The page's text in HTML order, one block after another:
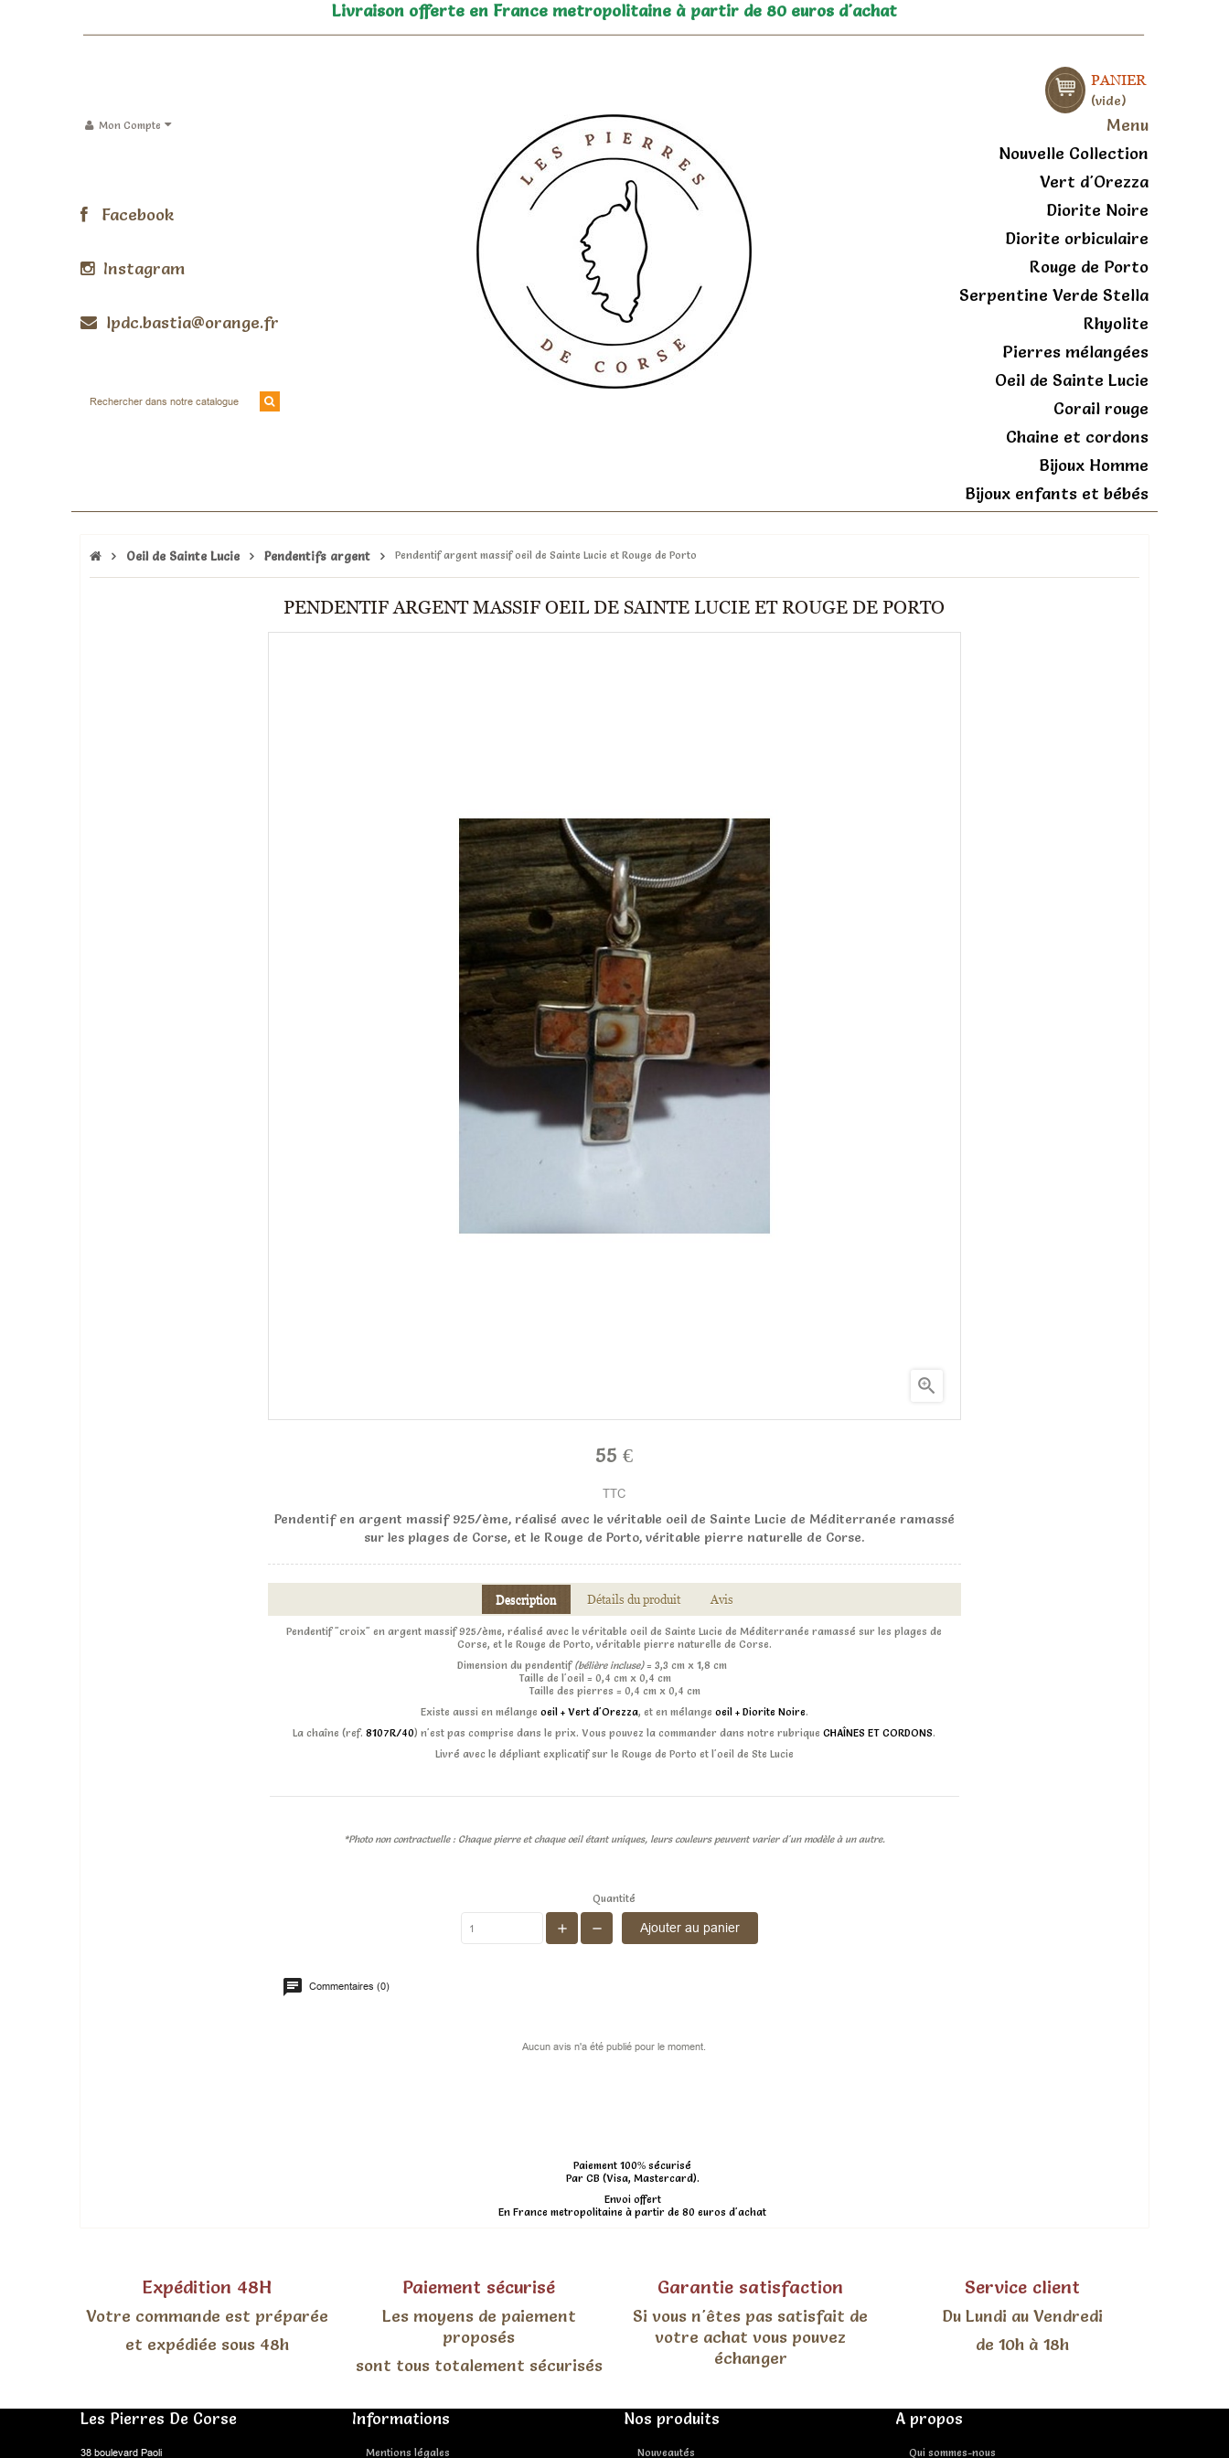
Livraison offerte en France metropolitaine à partir de 80 euros d'achat
PANIER
vide
Mon Compte
Facebook
Instagram
lpdc.bastia@orange.fr
Menu
Nouvelle Collection
Vert d'Orezza
Diorite Noire
Diorite orbiculaire
Rouge de Porto
Serpentine Verde Stella
Rhyolite
Pierres mélangées
Oeil de Sainte Lucie
Corail rouge
Chaine et cordons
Bijoux Homme
Bijoux enfants et bébés
Oeil de Sainte Lucie Pendentifs argent Pendentif argent massif oeil de Sainte Lucie et Rouge de Porto
PENDENTIF ARGENT MASSIF OEIL DE SAINTE LUCIE ET ROUGE DE PORTO

55 €
TTC
Pendentif en argent massif 925/ème, réalisé avec le véritable oeil de Sainte Lucie de Méditerranée ramassé
sur les plages de Corse, et le Rouge de Porto, véritable pierre naturelle de Corse.
Description Détails du produit Avis
Pendentif "croix" en argent massif 925/ème, réalisé avec le véritable oeil de Sainte Lucie de Méditerranée ramassé sur les plages de
Corse, et le Rouge de Porto, véritable pierre naturelle de Corse.
Dimension du pendentif (bélière incluse)= 3,3 cm x 1,8 cm
Taille de l'oeil = 0,4 cm x 0,4 cm
Taille des pierres = 0,4 cm x 0,4 cm
Existe aussi en mélange oeil + Vert d'Orezza, et en mélange oeil + Diorite Noire.
La chaîne (ref.8107R/40) n'est pas comprise dans le prix. Vous pouvez la commander dans notre rubriqueCHAÎNES ET CORDONS.
Livré avec le dépliant explicatif sur le Rouge de Porto et l'oeil de Ste Lucie
*Photo non contractuelle : Chaque pierre et chaque oeil étant uniques, leurs couleurs peuvent varier d'un modèle à un autre.
Quantité
Ajouter au panier
Commentaires (0)
Aucun avis n'a été publié pour le moment.
Paiement 100% sécurisé
Par CB (Visa, Mastercard).
Envoi offert
En France metropolitaine à partir de 80 euros d'achat
Expédition 48H
Votre commande est préparée
et expédiée sous 48h
Paiement sécurisé
Les moyens de paiement
proposés
sont tous totalement sécurisés
Garantie satisfaction
Si vous n'êtes pas satisfait de
votre achat vous pouvez
échanger
Service client
Du Lundi au Vendredi
de 10h à 18h
Les Pierres De Corse
38 boulevard Paoli
Informations
Mentions légales
Nos produits
Nouveautés
A propos
Qui sommes-nous